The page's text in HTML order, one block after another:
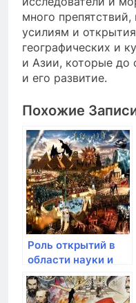
много
усилиям и
географических и
и Азии, которые до
и его развитие.
Похожие
Роль открытий в
области науки и
технологий в эпоху
открытий